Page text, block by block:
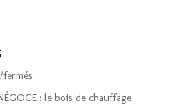
fermés
: le bois de chauffage